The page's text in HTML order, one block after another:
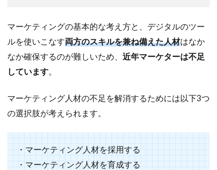
マーケティングの基本的な考え方と、デジタルのツー
ルを使いこなす両方のスキルを兼ね備えた人材はなか
なか確保するのが難しいため、 近年マーケターは不足
しています。
マーケティング人材の不足を解消するためには以下3つ
の選択肢が考えられます。
・マーケティング人材を採用する
・マーケティング人材を育成する